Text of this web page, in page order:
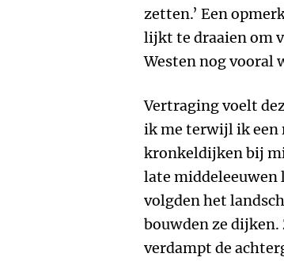
zetten.’ Een
lijkt te draaien om
Westen nog vooral
Vertraging voelt
ik me terwijl ik een
kronkeldijken bij
late middeleeuwen
volgden het
bouwden ze
verdampt de